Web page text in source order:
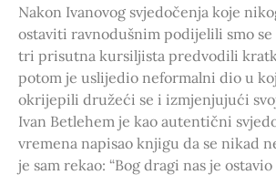
Nakon Ivanovog svjedočenja koje
ostaviti ravnodušnim podijelili smo
tri prisutna kursiljista predvodili
potom je uslijedio neformalni dio u
okrijepili družeći se i izmjenjujući
Ivan Betlehem je kao autentični
vremena napisao knjigu da se nikad
je sam rekao: “Bog dragi nas je